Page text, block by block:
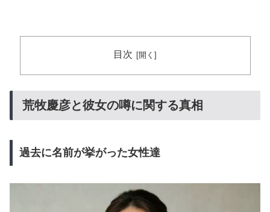
目次
荒牧慶彦と彼女の噂に関する真相
過去に名前が挙がった女性達